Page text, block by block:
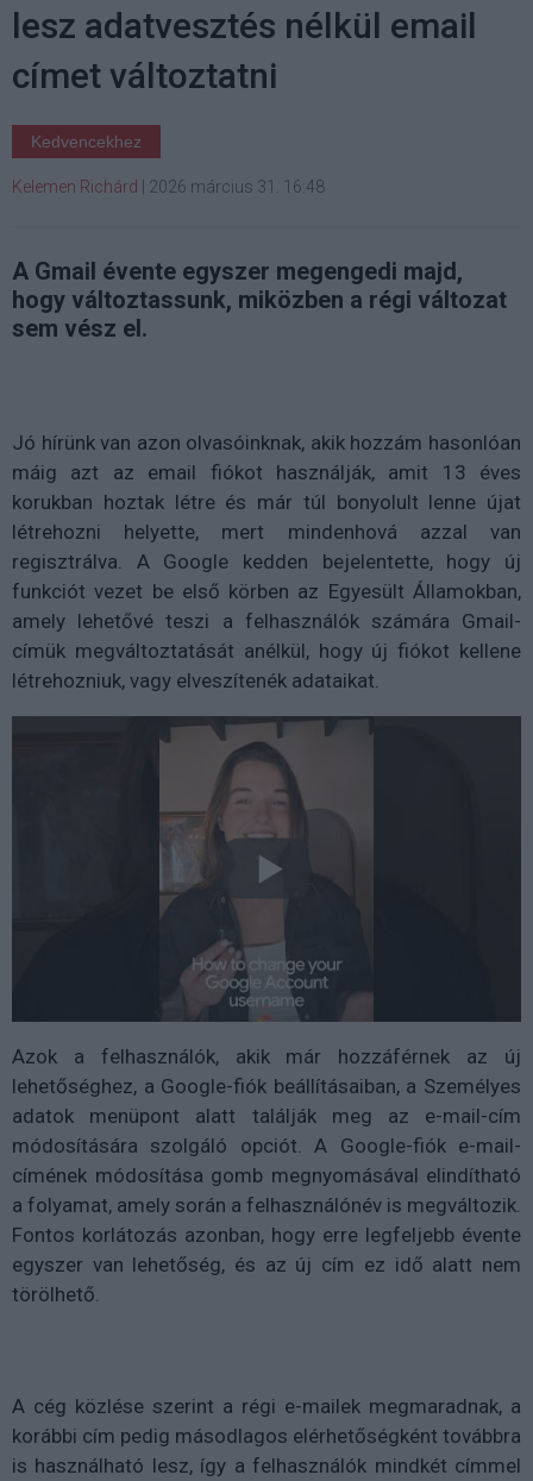
lesz adatvesztés nélkül email
címet változtatni
Kedvencekhez
Kelemen Richárd 2026 március 31. 16:48
A Gmail évente egyszer megengedi majd,
hogy változtassunk, miközben a régi változat
sem vész el.
Jó hírünk van azon olvasóinknak, akik hozzám hasonlóan
máig azt az email fiókot használják, amit 13 éves
korukban hoztak létre és már túl bonyolult lenne újat
létrehozni helyette, mert mindenhová azzal van
regisztrálva. A Google kedden bejelentette, hogy új
funkciót vezet be első körben az Egyesült Államokban,
amely lehetővé teszi a felhasználók számára Gmail-
címük megváltoztatását anélkül, hogy új fiókot kellene
létrehozniuk, vagy elveszítenék adataikat.
Azok a felhasználók, akik már hozzáférnek az új
lehetőséghez, a Google-fiók beállításaiban, a Személyes
adatok menüpont alatt találják meg az e-mail-cím
módosítására szolgáló opciót. A Google-fiók e-mail-
címének módosítása gomb megnyomásával elindítható
a folyamat, amely során a felhasználónév is megváltozik.
Fontos korlátozás azonban, hogy erre legfeljebb évente
egyszer van lehetőség, és az új cím ez idő alatt nem
törölhető.
A cég közlése szerint a régi e-mailek megmaradnak, a
korábbi cím pedig másodlagos elérhetőségként továbbra
is használható lesz, így a felhasználók mindkét címmel